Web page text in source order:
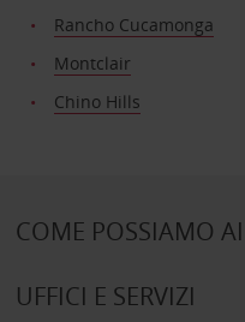
Rancho Cucamonga
Montclair
Chino Hills
COME POSSIAMO
UFFICI E SERVIZI